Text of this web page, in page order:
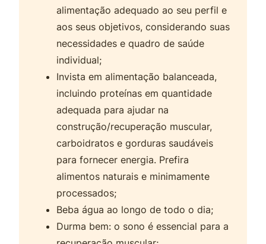
alimentação adequado ao seu perfil e
aos seus objetivos, considerando suas
necessidades e quadro de saúde
individual;
Invista em alimentação balanceada,
incluindo proteínas em quantidade
adequada para ajudar na
construção/recuperação muscular,
carboidratos e gorduras saudáveis
para fornecer energia. Prefira
alimentos naturais e minimamente
processados;
Beba água ao longo de todo o dia;
Durma bem: o sono é essencial para a